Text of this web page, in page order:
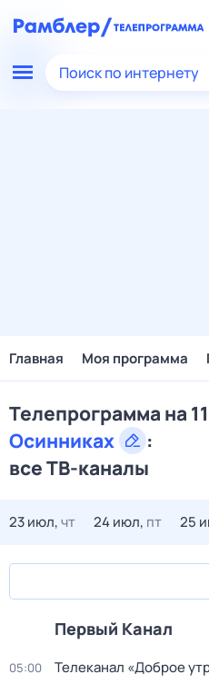
Поиск по интернету
Главная Моя программа
Телепрограмма на
Осинниках
:
все ТВ-каналы
23 июл,чт 24 июл, пт 25
Первый Канал
05:00 Телеканал «Доброе